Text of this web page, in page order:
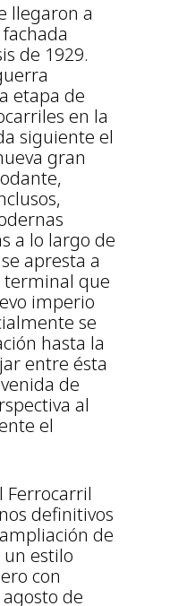
llegaron a
de 1929.
etapa de
en la
siguiente el
gran
a lo largo de
apresta a
terminal que
imperio
se
hasta la
entre ésta
de
al
el
Ferrocarril
definitivos
de
estilo
con
de